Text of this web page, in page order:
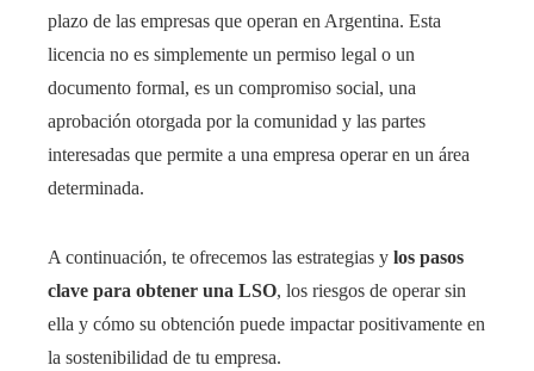
plazo de las empresas que operan en Argentina. Esta
licencia no es simplemente un permiso legal o un
documento formal, es un compromiso social, una
aprobación otorgada por la comunidad y las partes
interesadas que permite a una empresa operar en un área
determinada.
A continuación, te ofrecemos las estrategias y los pasos
clave para obtener una LSO, los riesgos de operar sin
ella y cómo su obtención puede impactar positivamente en
la sostenibilidad de tu empresa.